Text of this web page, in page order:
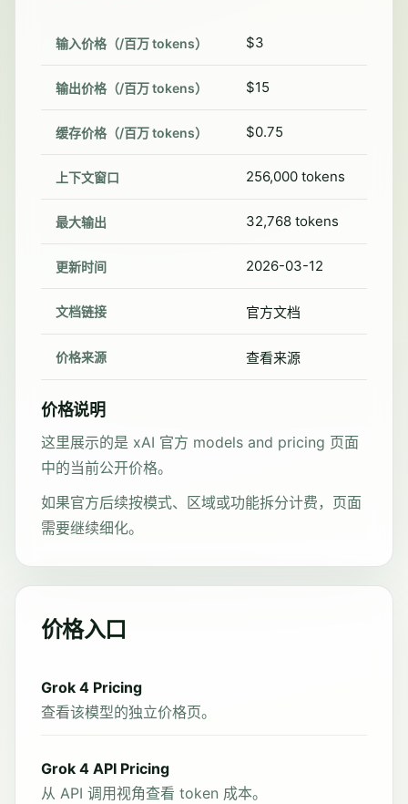
输入价格（/百万 tokens） $3
输出价格（/百万 tokens） $15
缓存价格（/百万 tokens） $0.75
上下文窗口 256,000 tokens
最大输出 32,768 tokens
更新时间 2026-03-12
文档链接 官方文档
价格来源 查看来源
价格说明
这里展示的是 xAI 官方 models and pricing 页面
中的当前公开价格。
如果官方后续按模式、区域或功能拆分计费，页面
需要继续细化。
价格入口
Grok 4 Pricing
查看该模型的独立价格页。
Grok 4 API Pricing
从 API 调用视角查看 token 成本。